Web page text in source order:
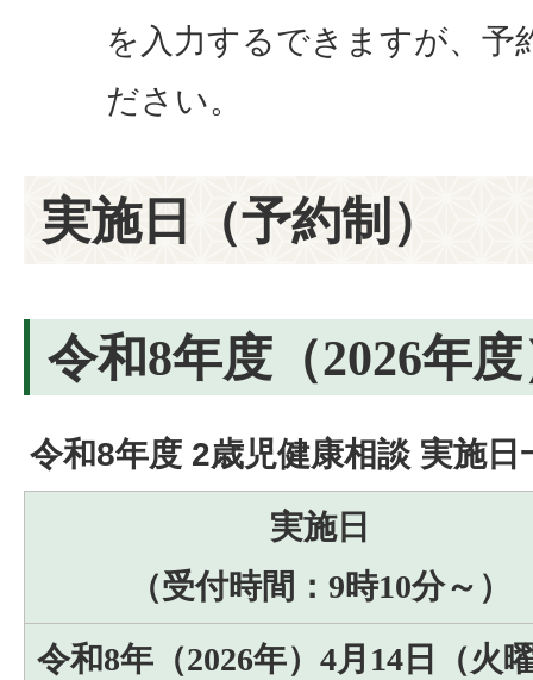
を入力するできますが、予
ださい。
実施日（予約制）
令和8年度（2026年
令和8年度 2歳児健康相談 実施日
実施日
（受付時間：9時10分～）
令和8年（2026年）4月14日（火